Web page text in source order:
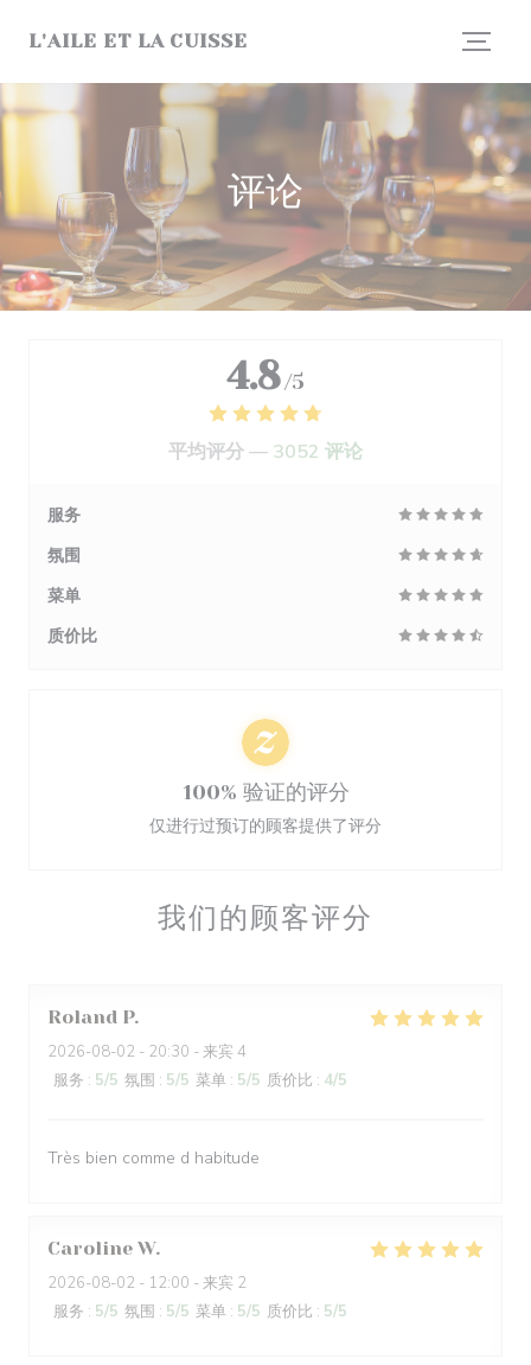
L'AILE ET LA CUISSE
评论
我们的顾客评分
Roland P
2026-08-02 - 20:30 - 来宾 4
服务 : 5/5 氛围 : 5/5 菜单 : 5/5 质价比 : 4/5
Très bien comme d habitude
Caroline W
2026-08-02 - 12:00 - 来宾 2
服务 : 5/5 氛围 : 5/5 菜单 : 5/5 质价比 : 5/5
4.8 /5
平均评分 — 3052 评论
服务
氛围
菜单
质价比
100% 验证的评分
仅进行过预订的顾客提供了评分